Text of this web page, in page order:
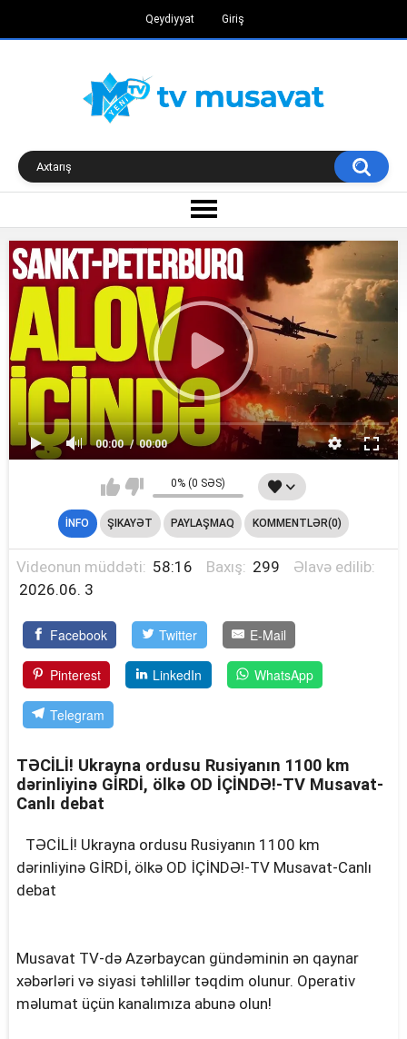
Qeydiyyat Giriş
00:00 00:00
0% (0 SƏS)
İNFO ŞIKAYƏT PAYLAŞMAQ KOMMENTLƏR(0)
Videonun müddəti: 58:16 Baxış: 299
Əlavə edilib:
2026.06. 3
Facebook Twitter E-Mail
Pinterest LinkedIn WhatsApp
Telegram
TƏCİLİ! Ukrayna ordusu Rusiyanın 1100 km
dərinliyinə GİRDİ, ölkə OD İÇİNDƏ!-TV Musavat-
Canlı debat
TƏCİLİ! Ukrayna ordusu Rusiyanın 1100 km
dərinliyinə GİRDİ, ölkə OD İÇİNDƏ!-TV Musavat-Canlı
debat
Musavat TV-də Azərbaycan gündəminin ən qaynar
xəbərləri və siyasi təhlillər təqdim olunur. Operativ
məlumat üçün kanalımıza abunə olun!